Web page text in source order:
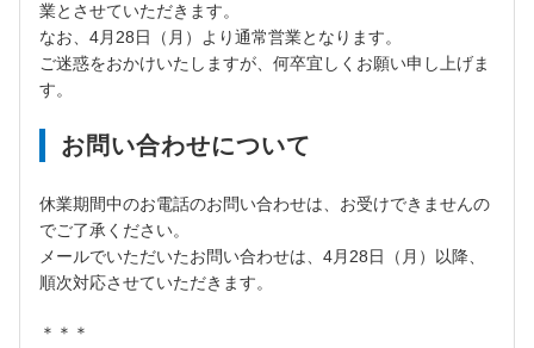
業とさせていただきます。
なお、4月28日（月）より通常営業となります。
ご迷惑をおかけいたしますが、何卒宜しくお願い申し上げま
す。
お問い合わせについて
休業期間中のお電話のお問い合わせは、お受けできませんの
でご了承ください。
メールでいただいたお問い合わせは、4月28日（月）以降、
順次対応させていただきます。
＊＊＊